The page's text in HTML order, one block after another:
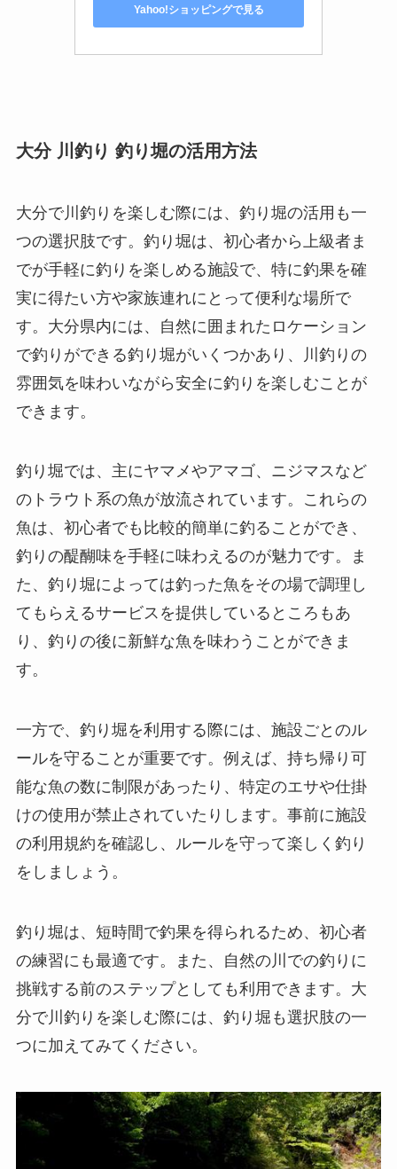
Yahoo!ショッピングで見る
大分 川釣り 釣り堀の活用方法
大分で川釣りを楽しむ際には、釣り堀の活用も一
つの選択肢です。釣り堀は、初心者から上級者ま
でが手軽に釣りを楽しめる施設で、特に釣果を確
実に得たい方や家族連れにとって便利な場所で
す。大分県内には、自然に囲まれたロケーション
で釣りができる釣り堀がいくつかあり、川釣りの
雰囲気を味わいながら安全に釣りを楽しむことが
できます。
釣り堀では、主にヤマメやアマゴ、ニジマスなど
のトラウト系の魚が放流されています。これらの
魚は、初心者でも比較的簡単に釣ることができ、
釣りの醍醐味を手軽に味わえるのが魅力です。ま
た、釣り堀によっては釣った魚をその場で調理し
てもらえるサービスを提供しているところもあ
り、釣りの後に新鮮な魚を味わうことができま
す。
一方で、釣り堀を利用する際には、施設ごとのル
ールを守ることが重要です。例えば、持ち帰り可
能な魚の数に制限があったり、特定のエサや仕掛
けの使用が禁止されていたりします。事前に施設
の利用規約を確認し、ルールを守って楽しく釣り
をしましょう。
釣り堀は、短時間で釣果を得られるため、初心者
の練習にも最適です。また、自然の川での釣りに
挑戦する前のステップとしても利用できます。大
分で川釣りを楽しむ際には、釣り堀も選択肢の一
つに加えてみてください。